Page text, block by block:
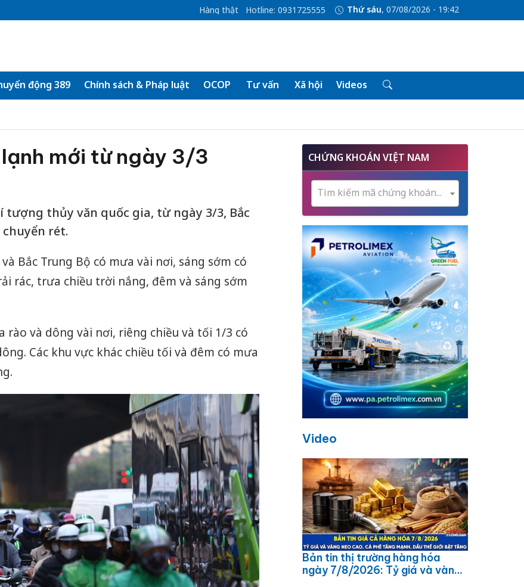
Hàng thật Hotline: 0931725555 Thứ sáu, 07/08/2026 - 19:42
động 389 Chính sách & Pháp luật OCOP Tư vấn Xã hội Videos
mới từ ngày 3/3
tượng thủy văn quốc gia, từ ngày 3/3, Bắc
rét.
Bắc Trung Bộ có mưa vài nơi, sáng sớm có
rác, trưa chiều trời nắng, đêm và sáng sớm
rào và dông vài nơi, riêng chiều và tối 1/3 có
Các khu vực khác chiều tối và đêm có mưa
CHỨNG KHOÁN VIỆT NAM
Tìm kiếm mã chứng khoán...
Video
Bản tin thị trường hàng hóa
ngày 7/8/2026: Tỷ giá và vàng